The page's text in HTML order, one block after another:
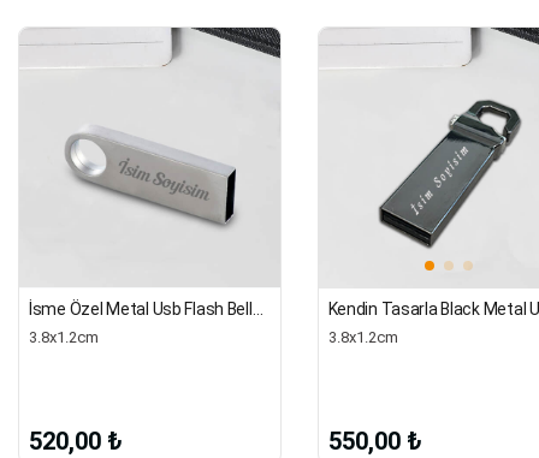
3.8x1.2cm
520,00 ₺
3.8x1.2cm
550,00 ₺